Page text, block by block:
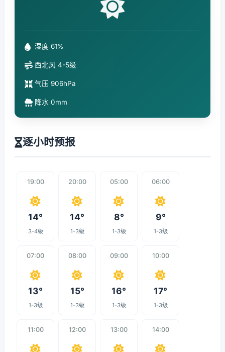
湿度 61%
西北风 4-5级
气压 906hPa
降水 0mm
逐小时预报
19:00
14°
3-4级
20:00
14°
1-3级
05:00
8°
1-3级
06:00
9°
1-3级
07:00
13°
1-3级
08:00
15°
1-3级
09:00
16°
1-3级
10:00
17°
1-3级
11:00 12:00 13:00 14:00